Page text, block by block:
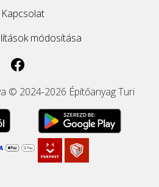
Kapcsolat
módosítása
© 2024-2026 Építőanyag Turi